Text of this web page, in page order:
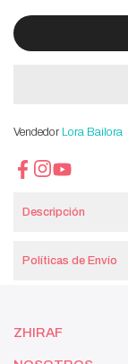
Vendedor Lora Bailora
Descripción
Políticas de Envío
ZHIRAF